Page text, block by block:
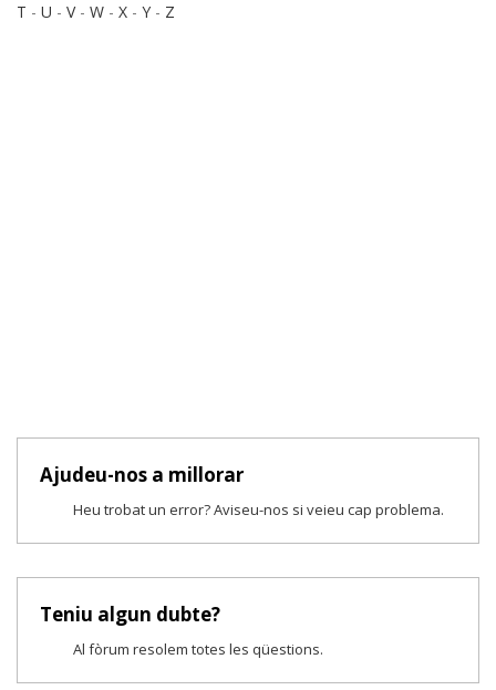
T - U - V- W - X - Y - Z
Ajudeu-nos a millorar
Heu trobat un error? Aviseu-nos si veieu cap problema.
Teniu algun dubte?
Al fòrum resolem totes les qüestions.